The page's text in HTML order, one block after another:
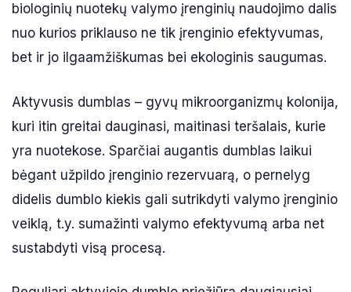
biologinių nuotekų valymo įrenginių naudojimo dalis
nuo kurios priklauso ne tik įrenginio efektyvumas,
bet ir jo ilgaamžiškumas bei ekologinis saugumas.
Aktyvusis dumblas – gyvų mikroorganizmų kolonija,
kuri itin greitai dauginasi, maitinasi teršalais, kurie
yra nuotekose. Sparčiai augantis dumblas laikui
bėgant užpildo įrenginio rezervuarą, o pernelyg
didelis dumblo kiekis gali sutrikdyti valymo įrenginio
veiklą, t.y. sumažinti valymo efektyvumą arba net
sustabdyti visą procesą.